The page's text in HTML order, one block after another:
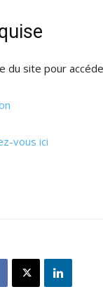
du site pour
vous ici